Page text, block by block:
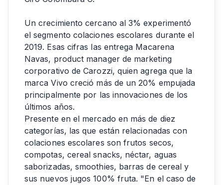
Un crecimiento cercano al 3% experimentó
el segmento colaciones escolares durante el
2019. Esas cifras las entrega Macarena
Navas, product manager de marketing
corporativo de Carozzi, quien agrega que la
marca Vivo creció más de un 20% empujada
principalmente por las innovaciones de los
últimos años.
Presente en el mercado en más de diez
categorías, las que están relacionadas con
colaciones escolares son frutos secos,
compotas, cereal snacks, néctar, aguas
saborizadas, smoothies, barras de cereal y
sus nuevos jugos 100% fruta. "En el caso de